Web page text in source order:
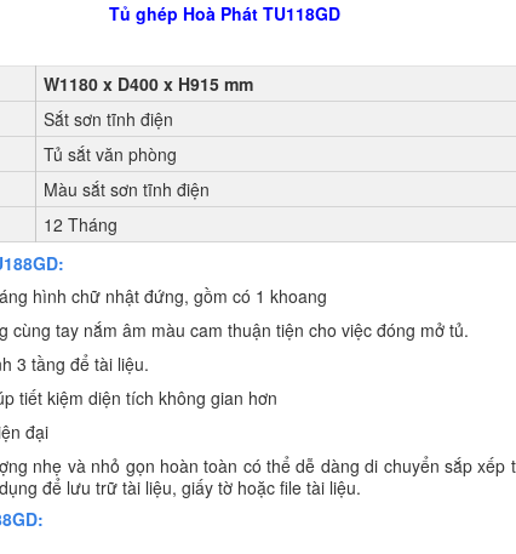
Tủ ghép Hoà Phát TU118GD
W1180 x D400 x H915 mm
Sắt sơn tĩnh điện
Tủ sắt văn phòng
Màu sắt sơn tĩnh điện
12 Tháng
hình chữ nhật đứng, gồm có 1 khoang
tay nắm âm màu cam thuận tiện cho việc đóng mở tủ.
3 tầng để tài liệu.
tiết kiệm diện tích không gian hơn
đại
nhẹ và nhỏ gọn hoàn toàn có thể dễ dàng di chuyển sắp xếp
để lưu trữ tài liệu, giấy tờ hoặc file tài liệu.
: